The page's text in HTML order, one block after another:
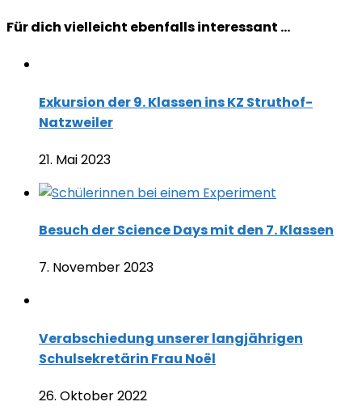
Für dich vielleicht ebenfalls interessant …
Exkursion der 9. Klassen ins KZ Struthof-
Natzweiler
21. Mai 2023
Besuch der Science Days mit den 7. Klassen
7. November 2023
Verabschiedung unserer langjährigen
Schulsekretärin Frau Noël
26. Oktober 2022